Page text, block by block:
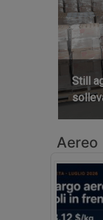
Still
Aereo